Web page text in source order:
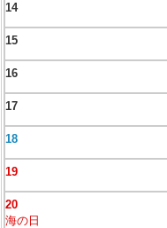
14
15
16
17
18
19
20
海の日